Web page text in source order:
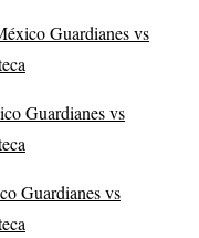
Guardianes vs
Guardianes vs
Guardianes vs